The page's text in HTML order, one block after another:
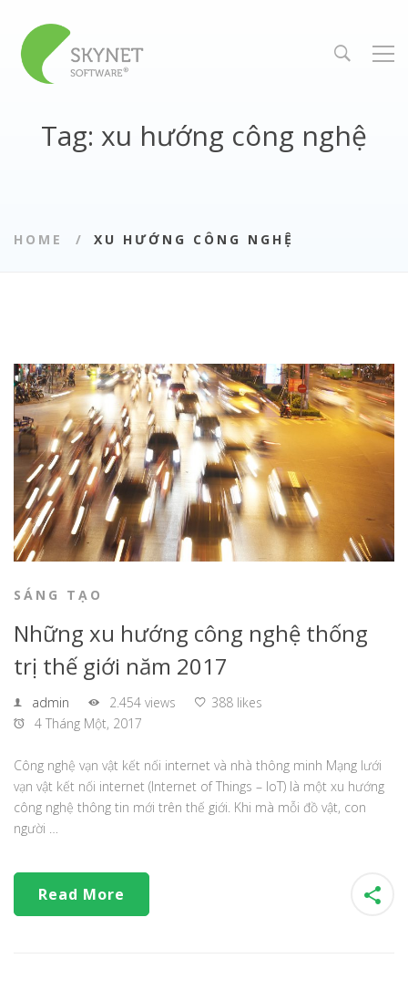
Tag: xu hướng công nghệ
HOME XU HƯỚNG CÔNG NGHỆ
SÁNG TẠO
Những xu hướng công nghệ thống
trị thế giới năm 2017
admin 2.454 views
388 likes
4 Tháng Một, 2017
Công nghệ vạn vật kết nối internet và nhà thông minh Mạng lưới
vạn vật kết nối internet (Internet of Things – IoT) là một xu hướng
công nghệ thông tin mới trên thế giới. Khi mà mỗi đồ vật, con
người …
Read More